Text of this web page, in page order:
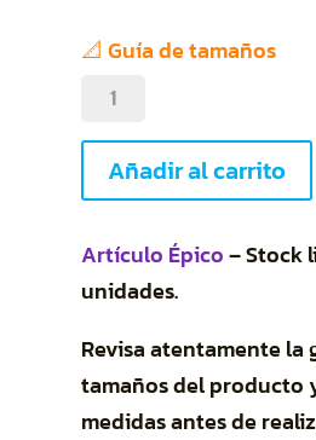
📐 Guía de tamaños
Urban
Culture
cantidad
Añadir al carrito
Artículo Épico– Stock
unidades.
Revisa atentamente la
tamaños del producto
medidas antes de